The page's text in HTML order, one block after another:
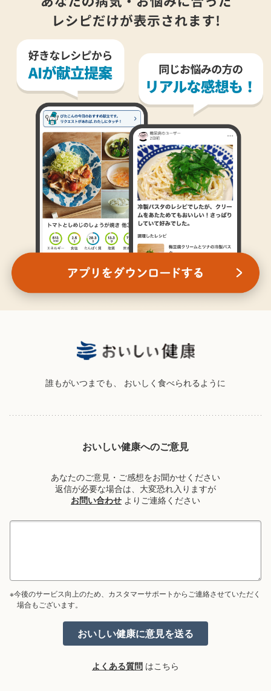
誰もがいつまでも、 おいしく食べられるように
おいしい健康へのご意見
あなたのご意見・ご感想をお聞かせください
返信が必要な場合は、大変恐れ入りますが
お問い合わせ よりご連絡ください
※今後のサービス向上のため、カスタマーサポートからご連絡させていただく
場合もございます。
よくある質問 はこちら